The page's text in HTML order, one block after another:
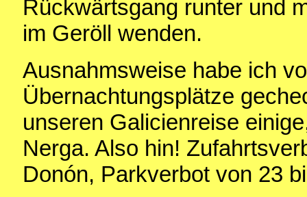
Rückwärtsgang runter und
im Geröll wenden.
Ausnahmsweise habe ich
Übernachtungsplätze
unseren Galicienreise
Nerga. Also hin!
Donón, Parkverbot von 23